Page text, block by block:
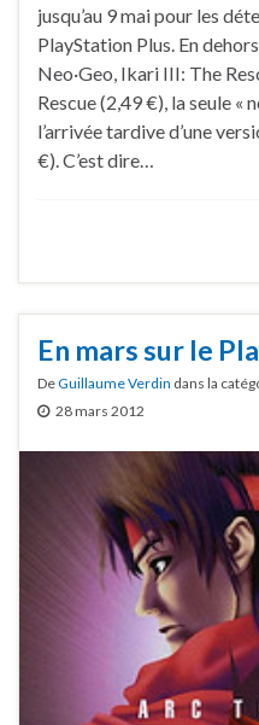
jusqu’au 9 mai pour les
PlayStation Plus. En
Neo·Geo, Ikari III: The
Rescue (2,49 €), la seule «
l’arrivée tardive d’une
€). C’est dire…
En mars sur le
DeGuillaume Verdin dans la
28 mars 2012